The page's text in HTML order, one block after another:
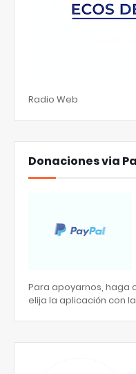
Radio Web
Donaciones via
Para apoyarnos, haga
elija la aplicación con